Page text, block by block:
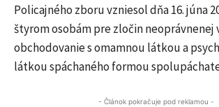
Policajného zboru vzniesol dňa 16. júna
štyrom osobám pre zločin neoprávnenej
obchodovanie s omamnou látkou a
látkou spáchaného formou
- Článok pokračuje pod reklamou -